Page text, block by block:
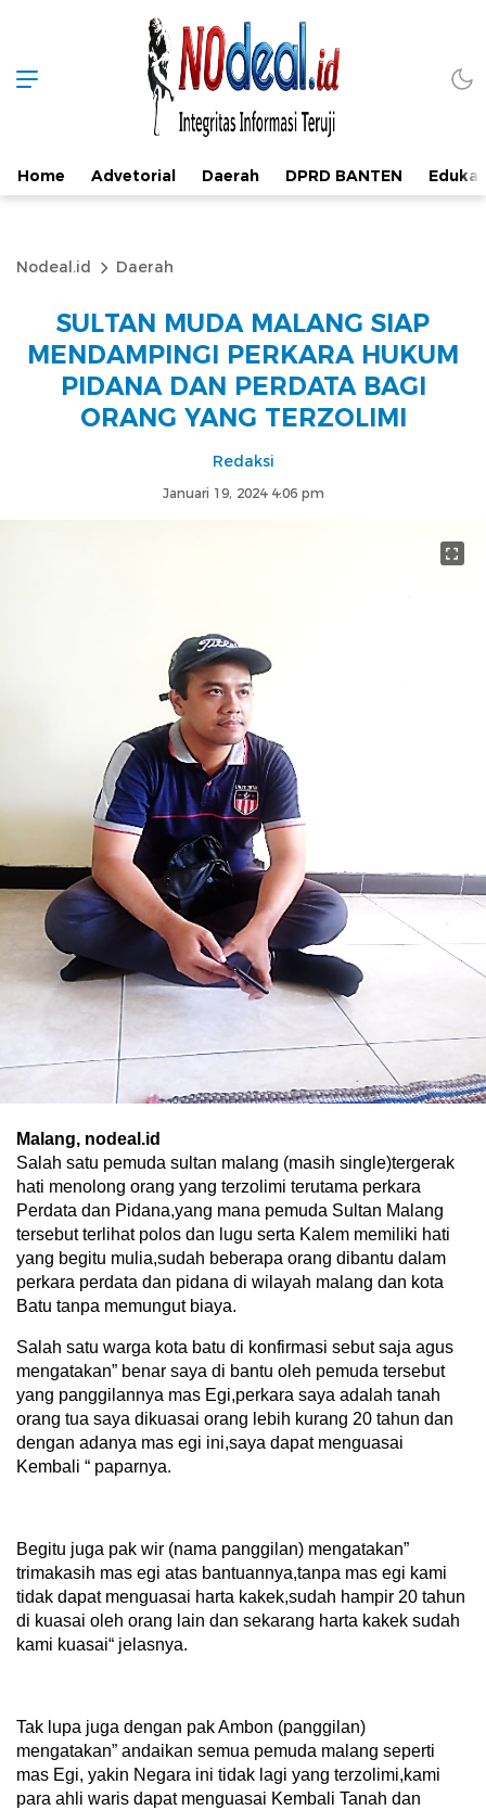
Home Advetorial Daerah DPRD BANTEN
Nodeal.id Daerah
SULTAN MUDA MALANG SIAP
MENDAMPINGI PERKARA HUKUM
PIDANA DAN PERDATA BAGI
ORANG YANG TERZOLIMI
Redaksi
Januari 19, 2024 4:06 pm
Malang, nodeal.id
Salah satu pemuda sultan malang (masih single)tergerak
hati menolong orang yang terzolimi terutama perkara
Perdata dan Pidana,yang mana pemuda Sultan Malang
tersebut terlihat polos dan lugu serta Kalem memiliki hati
yang begitu mulia,sudah beberapa orang dibantu dalam
perkara perdata dan pidana di wilayah malang dan kota
Batu tanpa memungut biaya.
Salah satu warga kota batu di konfirmasi sebut saja agus
mengatakan” benar saya di bantu oleh pemuda tersebut
yang panggilannya mas Egi,perkara saya adalah tanah
orang tua saya dikuasai orang lebih kurang 20 tahun dan
dengan adanya mas egi ini,saya dapat menguasai
Kembali “ paparnya.
Begitu juga pak wir (nama panggilan) mengatakan”
trimakasih mas egi atas bantuannya,tanpa mas egi kami
tidak dapat menguasai harta kakek,sudah hampir 20 tahun
di kuasai oleh orang lain dan sekarang harta kakek sudah
kami kuasai“ jelasnya.
Tak lupa juga dengan pak Ambon (panggilan)
mengatakan” andaikan semua pemuda malang seperti
mas Egi, yakin Negara ini tidak lagi yang terzolimi,kami
para ahli waris dapat menguasai Kembali Tanah dan